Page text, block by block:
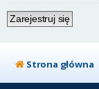
Zarejestruj się
Strona główna